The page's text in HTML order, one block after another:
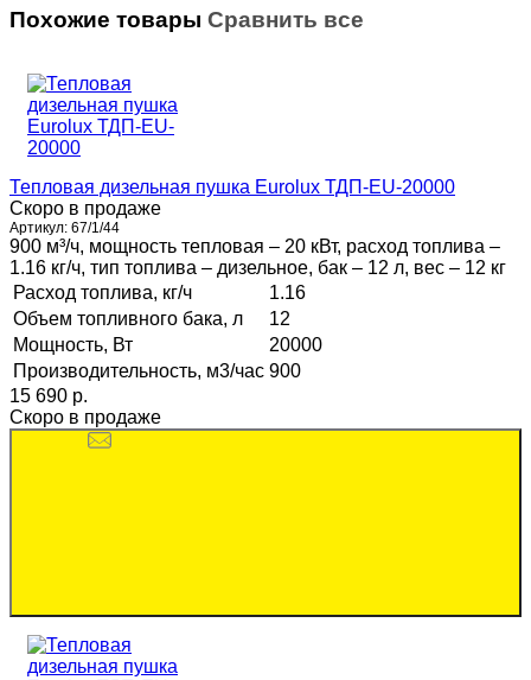
Похожие товары Сравнить все
Тепловая дизельная пушка Eurolux ТДП-EU-20000
Скоро в продаже
Артикул: 67/1/44
900 м³/ч, мощность тепловая – 20 кВт, расход топлива –
1.16 кг/ч, тип топлива – дизельное, бак – 12 л, вес – 12 кг
Расход топлива, кг/ч
1.16
Объем топливного бака, л
12
Мощность, Вт
20000
Производительность, м3/час 900
15 690 p.
Скоро в продаже